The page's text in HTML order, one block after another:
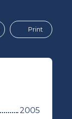
Print
2005